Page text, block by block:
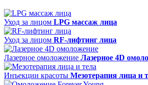
Уход за лицом LPG массаж лица
Уход за лицом RF-лифтинг лица
Лазерное омоложение Лазерное 4D
Инъекции красоты Мезотерапия лица и